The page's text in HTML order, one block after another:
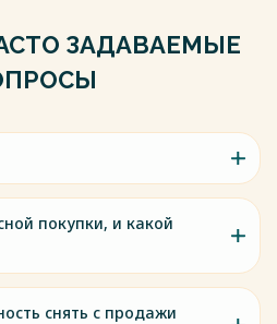
ЗАДАВАЕМЫЕ
покупки, и какой
снять с продажи